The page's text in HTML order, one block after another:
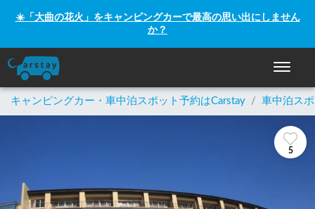
☀️「大曲の花火」をキャンピングカーで最高の思い出にしません
か？
ナビゲ
キャンピングカー・車中泊スポット予約はCarstay / 車中泊ス
5